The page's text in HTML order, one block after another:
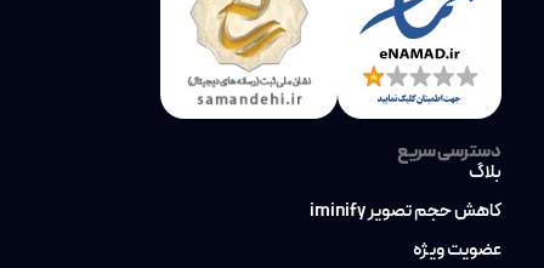
دسترسی سریع
بلاگ
کاهش حجم تصویر iminify
عضویت ویژه